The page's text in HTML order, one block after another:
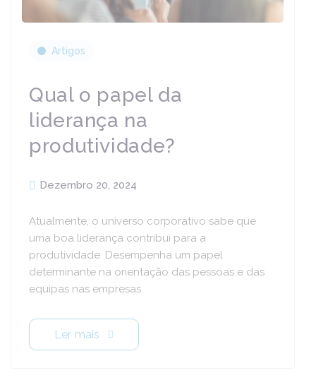
Artigos
Qual o papel da
liderança na
produtividade?
Dezembro 20, 2024
Atualmente, o universo corporativo sabe que
uma boa liderança contribui para a
produtividade. Desempenha um papel
determinante na orientação das pessoas e das
equipas nas empresas.
Ler mais